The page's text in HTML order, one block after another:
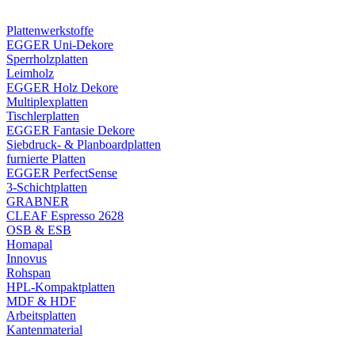
Plattenwerkstoffe
EGGER Uni-Dekore
Sperrholzplatten
Leimholz
EGGER Holz Dekore
Multiplexplatten
Tischlerplatten
EGGER Fantasie Dekore
Siebdruck- & Planboardplatten
furnierte Platten
EGGER PerfectSense
3-Schichtplatten
GRABNER
CLEAF Espresso 2628
OSB & ESB
Homapal
Innovus
Rohspan
HPL-Kompaktplatten
MDF & HDF
Arbeitsplatten
Kantenmaterial